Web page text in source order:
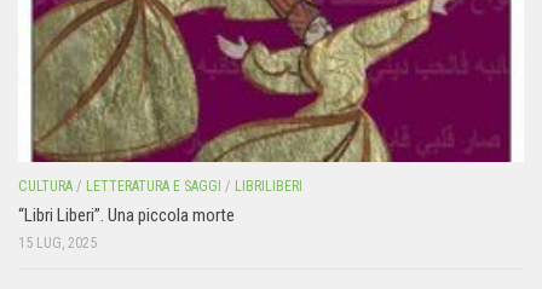
CULTURA / LETTERATURA E SAGGI / LIBRILIBERI
“Libri Liberi”. Una piccola morte
15 LUG, 2025